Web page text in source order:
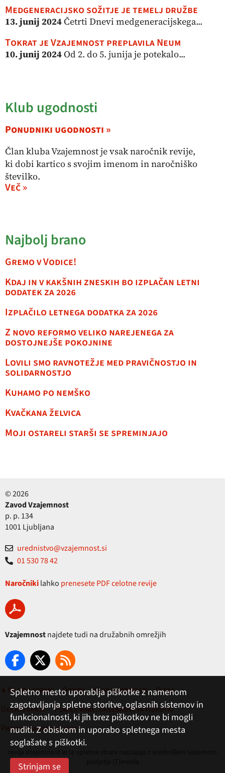
Medgeneracijsko sožitje je temelj družbe
13. junij 2024Četrti Dnevi medgeneracijskega...
Tokrat je Vzajemnost preplavila Neum
10. junij 2024Od 2. do 5. junija je potekalo...
Klub ugodnosti
Ponudniki ugodnosti »
Član kluba Vzajemnost je vsak naročnik revije,
ki dobi kartico s svojim imenom in naročniško
številko.
Več »
Najbolj brano
Gremo v Vodice!
Kdaj in v kakšnih zneskih bo izplačan letni
dodatek za 2026
Izplačilo letnega dodatka za 2026
Z novo reformo veliko narejenega za
dostojnejše pokojnine
Lovili smo ravnotežje med pravičnostjo in
solidarnostjo
Kuhamo po nemško
Kvačkana želvica
Moji ostareli starši se spreminjajo
© 2026
Zavod Vzajemnost
p. p. 134
1001 Ljubljana
urednistvo@vzajemnost.si
01 530 78 42
Naročnikilahko prenesete PDF celotne revije
Vzajemnostnajdete tudi na družabnih omrežjih
▲ Na vrh strani Domov Klub ugodnosti
O nas
Oglaševanje
Pogoji rabe, zasebnost in piškotki
Pravila nagradne igre
Spletno mesto uporablja piškotke z namenom
zagotavljanja spletne storitve, oglasnih sistemov in
funkcionalnosti, ki jih brez piškotkov ne bi mogli
nuditi. Z obiskom in uporabo spletnega mesta
soglašate s piškotki.